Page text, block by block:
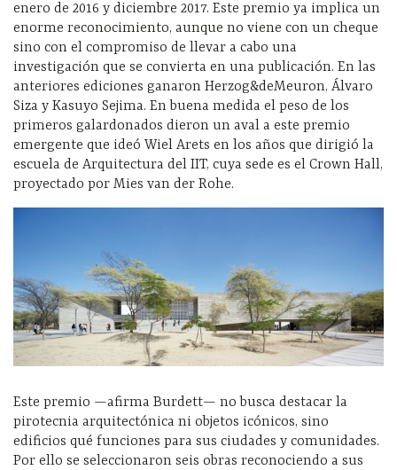
enero de 2016 y diciembre 2017. Este premio ya implica un
enorme reconocimiento, aunque no viene con un cheque
sino con el compromiso de llevar a cabo una
investigación que se convierta en una publicación. En las
anteriores ediciones ganaron Herzog&deMeuron, Álvaro
Siza y Kasuyo Sejima. En buena medida el peso de los
primeros galardonados dieron un aval a este premio
emergente que ideó Wiel Arets en los años que dirigió la
escuela de Arquitectura del IIT, cuya sede es el Crown Hall,
proyectado por Mies van der Rohe.
Este premio —afirma Burdett— no busca destacar la
pirotecnia arquitectónica ni objetos icónicos, sino
edificios qué funciones para sus ciudades y comunidades.
Por ello se seleccionaron seis obras reconociendo a sus